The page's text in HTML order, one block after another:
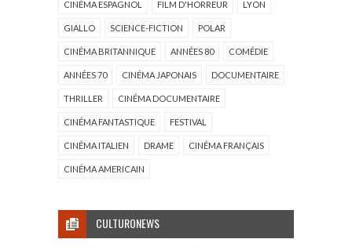
CINÉMA ESPAGNOL FILM D'HORREUR LYON
GIALLO SCIENCE-FICTION POLAR
CINÉMA BRITANNIQUE ANNÉES 80 COMÉDIE
ANNÉES 70 CINÉMA JAPONAIS DOCUMENTAIRE
THRILLER CINÉMA DOCUMENTAIRE
CINÉMA FANTASTIQUE FESTIVAL
CINÉMA ITALIEN DRAME CINÉMA FRANÇAIS
CINÉMA AMERICAIN
CULTURONEWS